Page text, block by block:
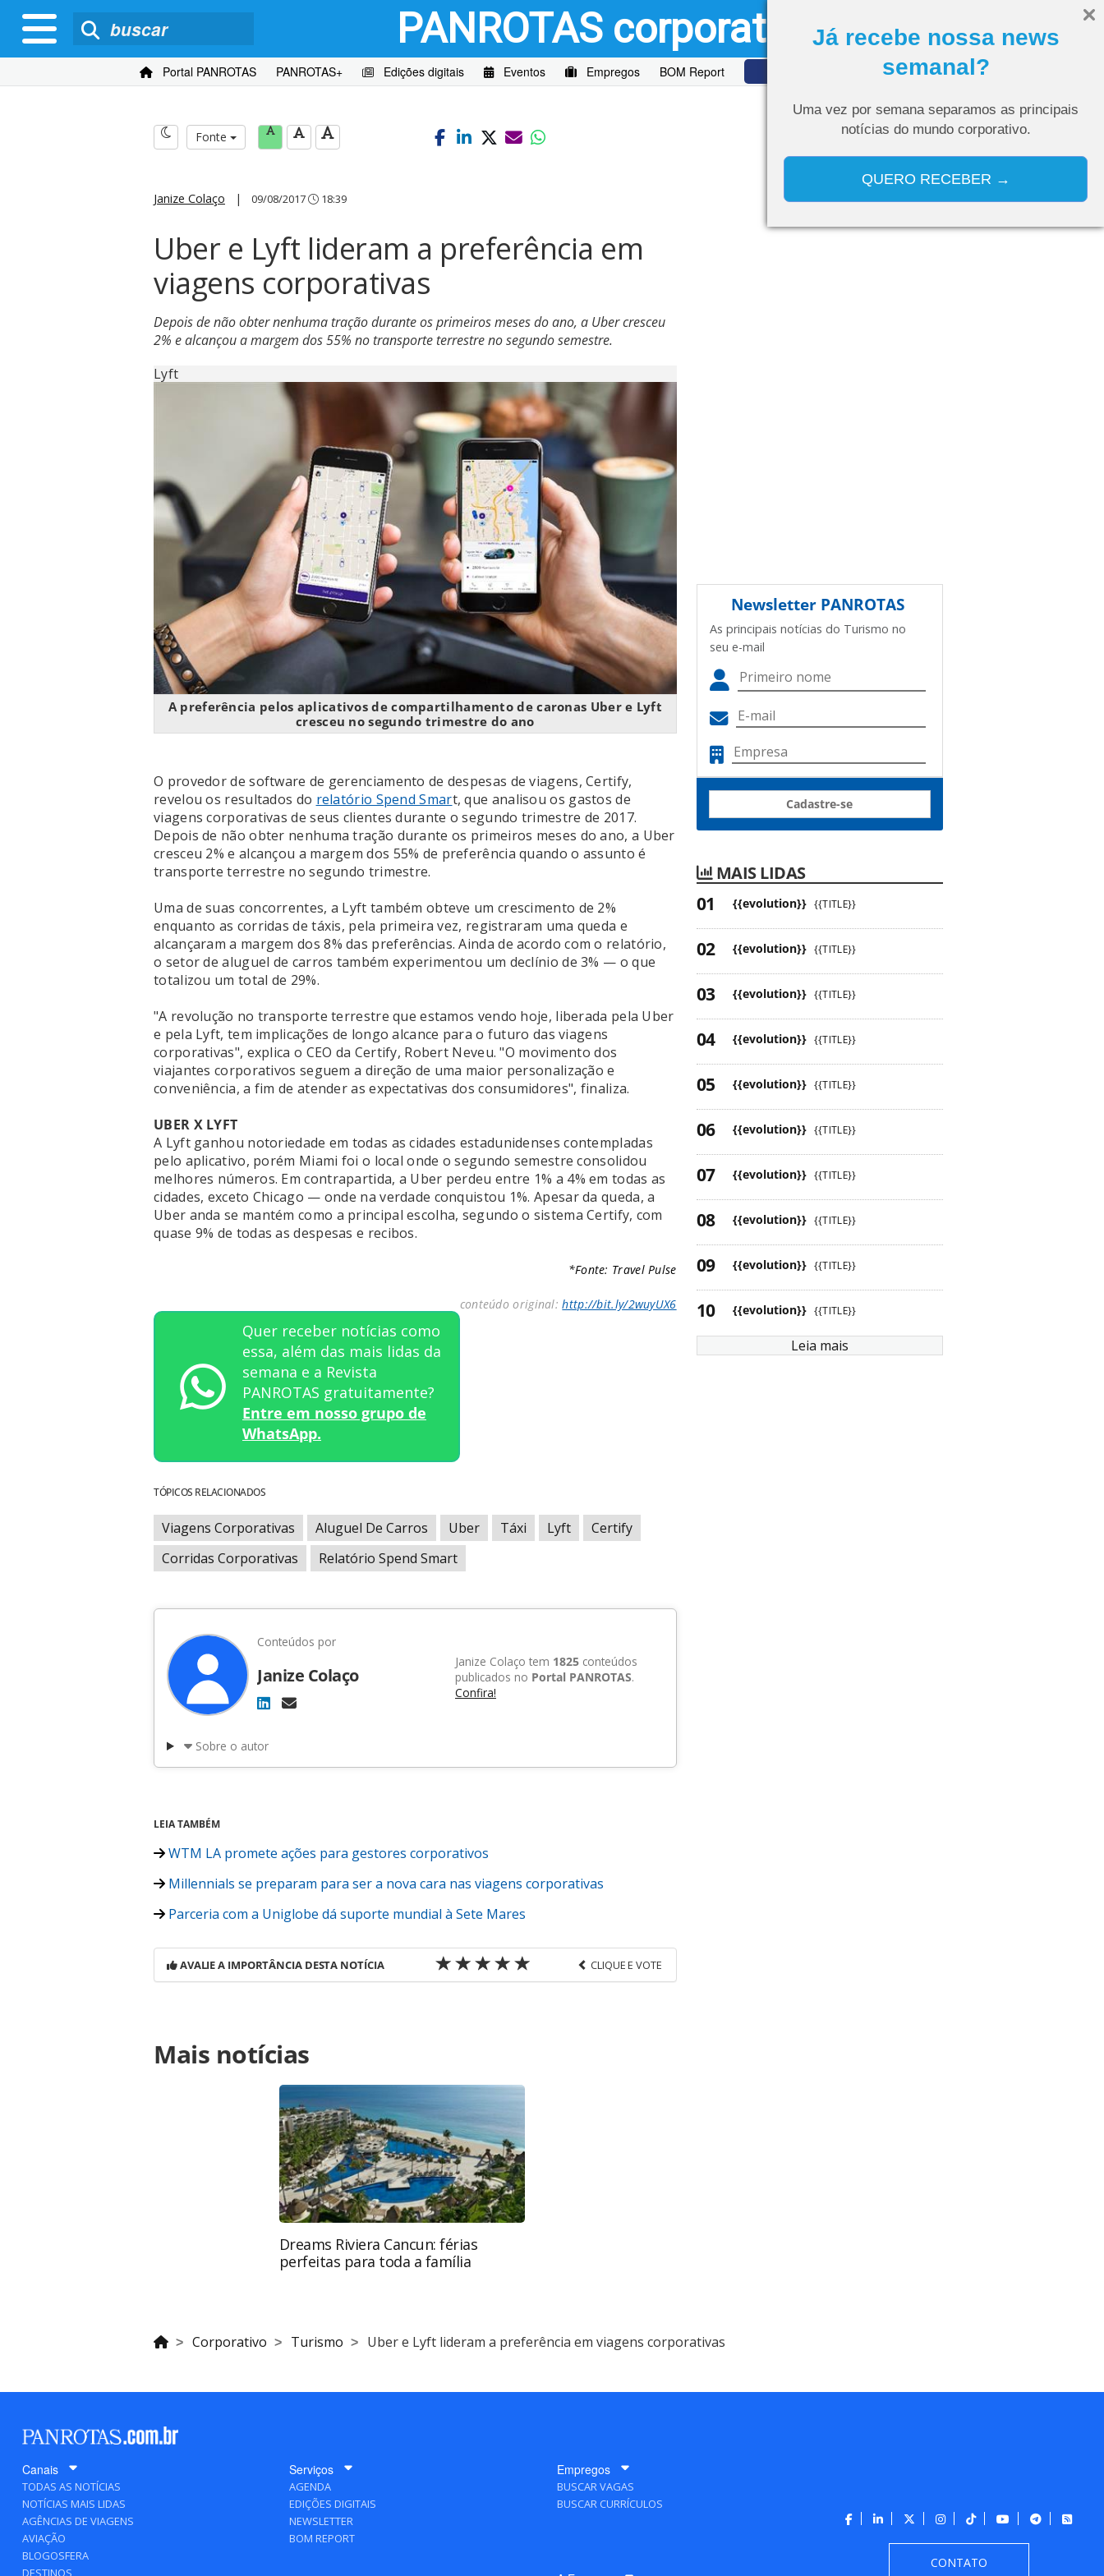
Já recebe nossa news
semanal?
Uma vez por semana separamos as principais
notícias do mundo corporativo.
QUERO RECEBER →
PANROTAS corporativo
Portal PANROTAS PANROTAS+ Edições digitais Eventos Empregos BOM Report Curso de IA
Fonte
Janize Colaço | 09/08/2017 18:39
Uber e Lyft lideram a preferência em
viagens corporativas
Depois de não obter nenhuma tração durante os primeiros meses do ano, a Uber cresceu
2% e alcançou a margem dos 55% no transporte terrestre no segundo semestre.
Lyft
A preferência pelos aplicativos de compartilhamento de caronas Uber e Lyft
cresceu no segundo trimestre do ano
O provedor de software de gerenciamento de despesas de viagens, Certify,
revelou os resultados do relatório Spend Smart, que analisou os gastos de
viagens corporativas de seus clientes durante o segundo trimestre de 2017.
Depois de não obter nenhuma tração durante os primeiros meses do ano, a Uber
cresceu 2% e alcançou a margem dos 55% de preferência quando o assunto é
transporte terrestre no segundo trimestre.
Uma de suas concorrentes, a Lyft também obteve um crescimento de 2%
enquanto as corridas de táxis, pela primeira vez, registraram uma queda e
alcançaram a margem dos 8% das preferências. Ainda de acordo com o relatório,
o setor de aluguel de carros também experimentou um declínio de 3% — o que
totalizou um total de 29%.
"A revolução no transporte terrestre que estamos vendo hoje, liberada pela Uber
e pela Lyft, tem implicações de longo alcance para o futuro das viagens
corporativas", explica o CEO da Certify, Robert Neveu. "O movimento dos
viajantes corporativos seguem a direção de uma maior personalização e
conveniência, a fim de atender as expectativas dos consumidores", finaliza.
UBER X LYFT
A Lyft ganhou notoriedade em todas as cidades estadunidenses contempladas
pelo aplicativo, porém Miami foi o local onde o segundo semestre consolidou
melhores números. Em contrapartida, a Uber perdeu entre 1% a 4% em todas as
cidades, exceto Chicago — onde na verdade conquistou 1%. Apesar da queda, a
Uber anda se mantém como a principal escolha, segundo o sistema Certify, com
quase 9% de todas as despesas e recibos.
*Fonte: Travel Pulse
conteúdo original:http://bit.ly/2wuyUX6
Quer receber notícias como
essa, além das mais lidas da
semana e a Revista
PANROTAS gratuitamente?
Entre em nosso grupo de
WhatsApp.
TÓPICOS RELACIONADOS
Viagens Corporativas Aluguel De Carros Uber Táxi Lyft
Certify
Corridas Corporativas
Relatório Spend Smart
Conteúdos por
Janize Colaço
Janize Colaço tem 1825 conteúdos
publicados no Portal PANROTAS.
Confira!
Sobre o autor
LEIA TAMBÉM
WTM LA promete ações para gestores corporativos
Millennials se preparam para ser a nova cara nas viagens corporativas
Parceria com a Uniglobe dá suporte mundial à Sete Mares
AVALIE A IMPORTÂNCIA DESTA NOTÍCIA CLIQUE E VOTE
https://www.panrotas.com.br/viagens-corporativas/mobilidade/2017/08/uber-e-lyft-
lideram-a-preferencia-em-viagens-corporativas_148608.html ou as ferramentas
oferecidas na página. Todo o conteúdo produzido pela PANROTAS Editora é protegido
pela legislação brasileira sobre direito autoral. Não reproduza o conteúdo sem
autorização da PANROTAS Editora (copyright@panrotas.com.br).
Mais notícias
Dreams Riviera Cancun: férias
perfeitas para toda a família
Newsletter PANROTAS
As principais notícias do Turismo no
seu e-mail
Cadastre-se
MAIS LIDAS
{{evolution}} {{TITLE}}
{{evolution}} {{TITLE}}
{{evolution}} {{TITLE}}
{{evolution}} {{TITLE}}
{{evolution}} {{TITLE}}
{{evolution}} {{TITLE}}
{{evolution}} {{TITLE}}
{{evolution}} {{TITLE}}
{{evolution}} {{TITLE}}
{{evolution}} {{TITLE}}
Leia mais
Corporativo Turismo Uber e Lyft lideram a preferência em viagens corporativas
Canais
TODAS AS NOTÍCIAS
NOTÍCIAS MAIS LIDAS
AGÊNCIAS DE VIAGENS
AVIAÇÃO
BLOGOSFERA
DESTINOS
Serviços
AGENDA
EDIÇÕES DIGITAIS
NEWSLETTER
BOM REPORT
Empregos
BUSCAR VAGAS
BUSCAR CURRÍCULOS
CONTATO